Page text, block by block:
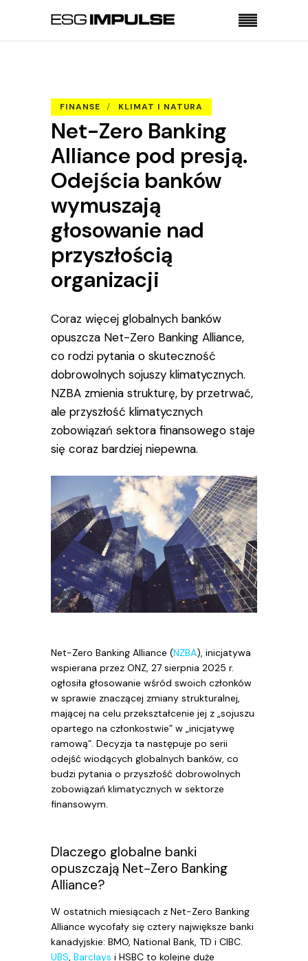
organizacji
FINANSE KLIMAT I NATURA
Net-Zero Banking
Alliance pod presją.
Odejścia banków
wymuszają
głosowanie nad
przyszłością
organizacji
Coraz więcej globalnych banków
opuszcza Net-Zero Banking Alliance,
co rodzi pytania o skuteczność
dobrowolnych sojuszy klimatycznych.
NZBA zmienia strukturę, by przetrwać,
ale przyszłość klimatycznych
zobowiązań sektora finansowego staje
się coraz bardziej niepewna.
Net-Zero Banking Alliance (NZBA), inicjatywa
wspierana przez ONZ, 27 sierpnia 2025 r.
ogłosiła głosowanie wśród swoich członków
w sprawie znaczącej zmiany strukturalnej,
mającej na celu przekształcenie jej z „sojuszu
opartego na członkostwie” w „inicjatywę
ramową”. Decyzja ta następuje po serii
odejść wiodących globalnych banków, co
budzi pytania o przyszłość dobrowolnych
zobowiązań klimatycznych w sektorze
finansowym.
Dlaczego globalne banki
opuszczają Net-Zero Banking
Alliance?
W ostatnich miesiącach z Net-Zero Banking
Alliance wycofały się cztery największe banki
kanadyjskie: BMO, National Bank, TD i CIBC.
UBS, Barclays i HSBC to kolejne duże